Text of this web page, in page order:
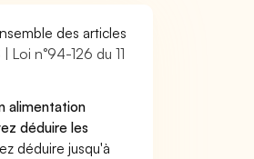
des articles
Loi n°94-126 du 11
alimentation
déduire les
déduire jusqu'à